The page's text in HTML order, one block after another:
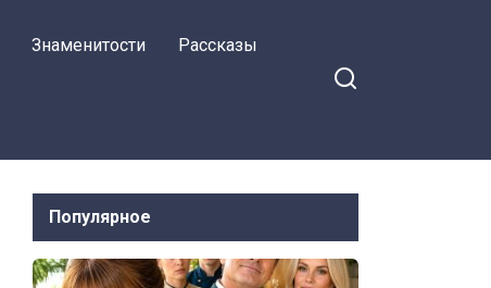
Знаменитости Рассказы
Популярное